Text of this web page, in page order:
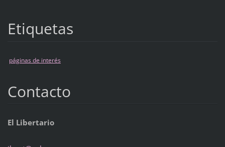
Etiquetas
páginas de interés
Contacto
El Libertario